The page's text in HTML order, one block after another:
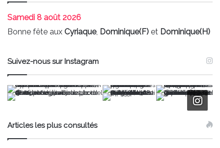
Samedi 8 août 2026
Bonne fête aux Cyriaque, Dominique(F) et Dominique(H)
Suivez-nous sur Instagram
Articles les plus consultés